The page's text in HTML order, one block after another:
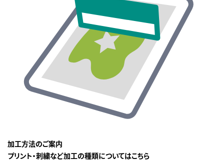
加工方法のご案内
プリント・刺繍など加工の種類についてはこちら